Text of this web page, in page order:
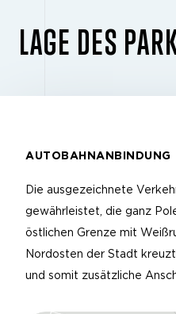
LAGE DES
AUTOBAHNANBINDUNG
Die ausgezeichnete
gewährleistet, die ganz
östlichen Grenze mit
Nordosten der Stadt
und somit zusätzliche